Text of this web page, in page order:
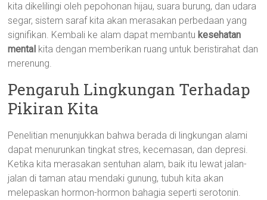
kita dikelilingi oleh pepohonan hijau, suara burung, dan udara
segar, sistem saraf kita akan merasakan perbedaan yang
signifikan. Kembali ke alam dapat membantu kesehatan
mental kita dengan memberikan ruang untuk beristirahat dan
merenung.
Pengaruh Lingkungan Terhadap
Pikiran Kita
Penelitian menunjukkan bahwa berada di lingkungan alami
dapat menurunkan tingkat stres, kecemasan, dan depresi.
Ketika kita merasakan sentuhan alam, baik itu lewat jalan-
jalan di taman atau mendaki gunung, tubuh kita akan
melepaskan hormon-hormon bahagia seperti serotonin.